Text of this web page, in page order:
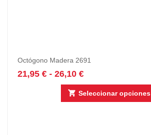
Octógono Madera 2691
21,95 € - 26,10 €
Seleccionar opciones